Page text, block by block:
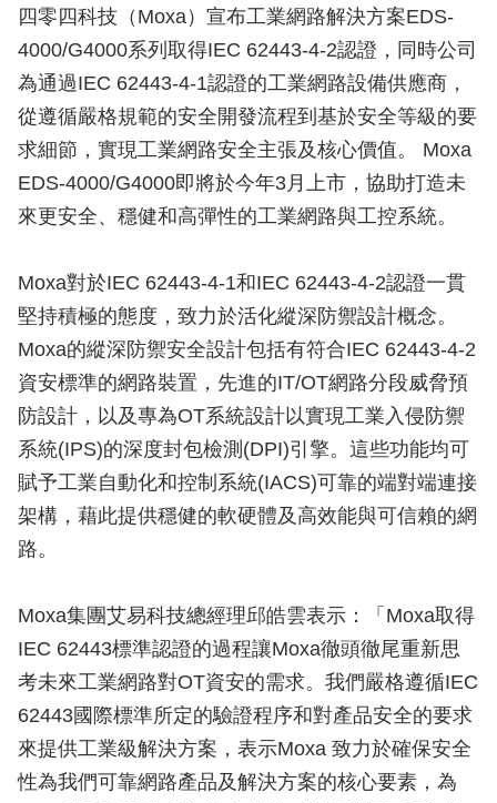
四零四科技（Moxa）宣布工業網路解決方案EDS-
4000/G4000系列取得IEC 62443-4-2認證，同時公司
為通過IEC 62443-4-1認證的工業網路設備供應商，
從遵循嚴格規範的安全開發流程到基於安全等級的要
求細節，實現工業網路安全主張及核心價值。 Moxa
EDS-4000/G4000即將於今年3月上市，協助打造未
來更安全、穩健和高彈性的工業網路與工控系統。
Moxa對於IEC 62443-4-1和IEC 62443-4-2認證一貫
堅持積極的態度，致力於活化縱深防禦設計概念。
Moxa的縱深防禦安全設計包括有符合IEC 62443-4-2
資安標準的網路裝置，先進的IT/OT網路分段威脅預
防設計，以及專為OT系統設計以實現工業入侵防禦
系統(IPS)的深度封包檢測(DPI)引擎。這些功能均可
賦予工業自動化和控制系統(IACS)可靠的端對端連接
架構，藉此提供穩健的軟硬體及高效能與可信賴的網
路。
Moxa集團艾易科技總經理邱皓雲表示：「Moxa取得
IEC 62443標準認證的過程讓Moxa徹頭徹尾重新思
考未來工業網路對OT資安的需求。我們嚴格遵循IEC
62443國際標準所定的驗證程序和對產品安全的要求
來提供工業級解決方案，表示Moxa 致力於確保安全
性為我們可靠網路產品及解決方案的核心要素，為